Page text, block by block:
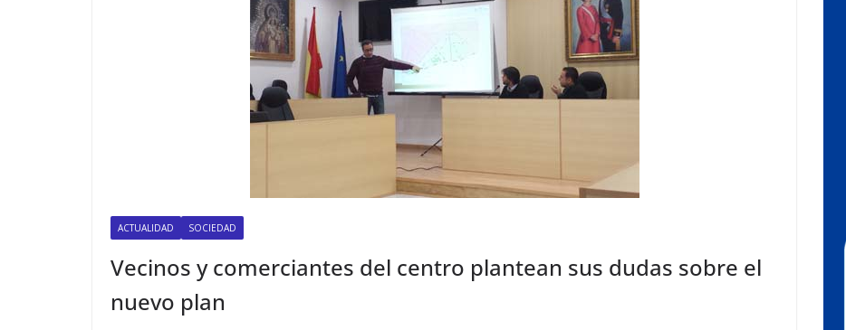
ACTUALIDAD SOCIEDAD
Vecinos y comerciantes del centro plantean sus dudas sobre el
nuevo plan